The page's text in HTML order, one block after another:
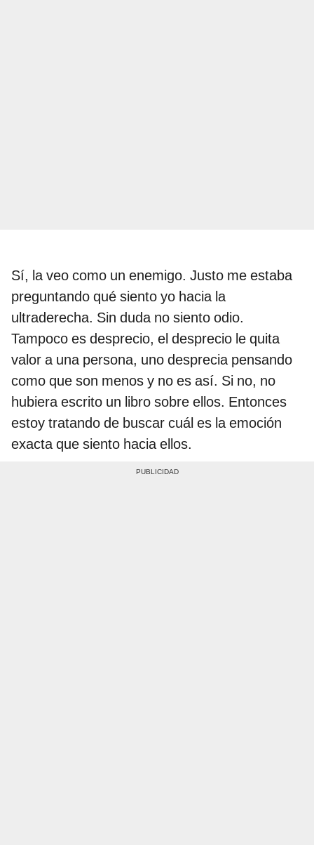
Sí, la veo como un enemigo. Justo me estaba
preguntando qué siento yo hacia la
ultraderecha. Sin duda no siento odio.
Tampoco es desprecio, el desprecio le quita
valor a una persona, uno desprecia pensando
como que son menos y no es así. Si no, no
hubiera escrito un libro sobre ellos. Entonces
estoy tratando de buscar cuál es la emoción
exacta que siento hacia ellos.